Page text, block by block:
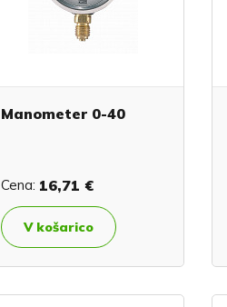
Manometer 0-40
Cena: 16,71 €
V košarico